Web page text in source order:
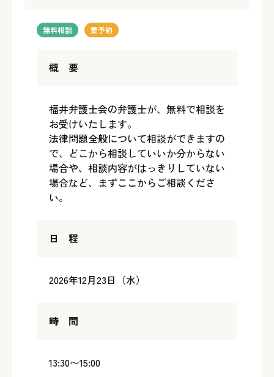
無料相談 要予約
概 要
福井弁護士会の弁護士が、無料で相談を
お受けいたします。
法律問題全般について相談ができますの
で、どこから相談していいか分からない
場合や、相談内容がはっきりしていない
場合など、まずここからご相談くださ
い。
日 程
2026年12月23日（水）
時 間
13:30〜15:00